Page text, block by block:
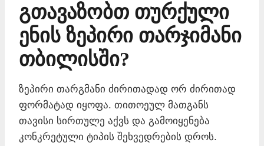
გთავაზობთ თურქული
ენის ზეპირი თარჯიმანი
თბილისში?
ზეპირი თარგმანი ძირითადად ორ ძირითად
ფორმატად იყოფა. თითოეულ მათგანს
თავისი სირთულე აქვს და გამოიყენება
კონკრეტული ტიპის შეხვედრების დროს.